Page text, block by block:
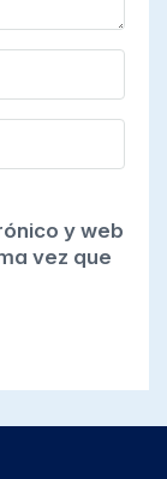
y web
vez que